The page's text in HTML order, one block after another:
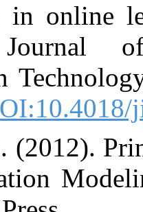
76-86. [
Kline, R.